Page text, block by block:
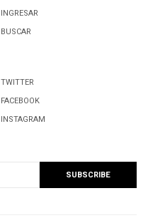
INGRESAR
BUSCAR
TWITTER
FACEBOOK
INSTAGRAM